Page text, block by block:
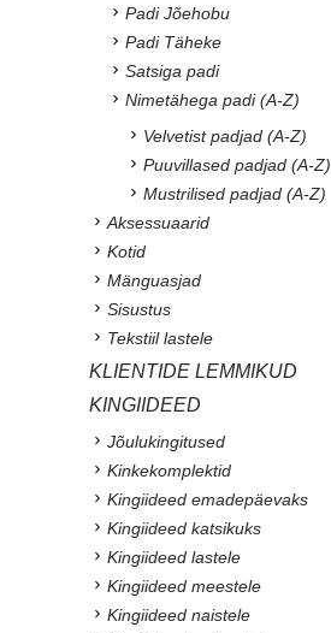
Padi Jõehobu
Padi Täheke
Satsiga padi
Nimetähega padi (A-Z)
Velvetist padjad (A-Z)
Puuvillased padjad (A-Z)
Mustrilised padjad (A-Z)
Aksessuaarid
Kotid
Mänguasjad
Sisustus
Tekstiil lastele
KLIENTIDE LEMMIKUD
KINGIIDEED
Jõulukingitused
Kinkekomplektid
Kingiideed emadepäevaks
Kingiideed katsikuks
Kingiideed lastele
Kingiideed meestele
Kingiideed naistele